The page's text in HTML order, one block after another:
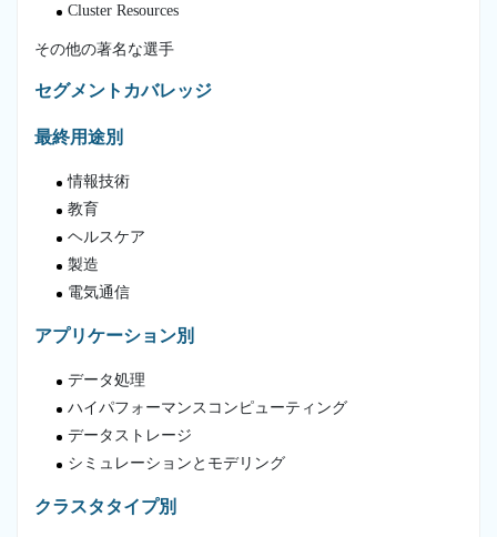
Cluster Resources
その他の著名な選手
セグメントカバレッジ
最終用途別
情報技術
教育
ヘルスケア
製造
電気通信
アプリケーション別
データ処理
ハイパフォーマンスコンピューティング
データストレージ
シミュレーションとモデリング
クラスタタイプ別